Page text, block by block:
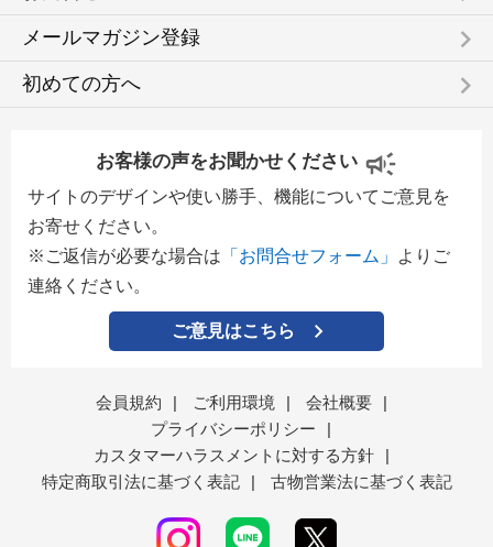
メールマガジン登録 keyboard_arrow_right
初めての方へ keyboard_arrow_right
お客様の声をお聞かせください
サイトのデザインや使い勝手、機能についてご意見を
お寄せください。
※ご返信が必要な場合は 「お問合せフォーム」
よりご
連絡ください。
ご意見はこちら
会員規約 | ご利用環境 | 会社概要
|
プライバシーポリシー
|
カスタマーハラスメントに対する方針
|
特定商取引法に基づく表記
| 古物営業法に基づく表記